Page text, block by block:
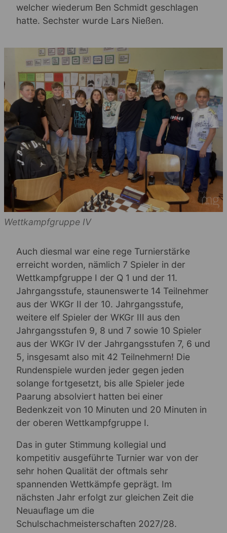
welcher wiederum Ben Schmidt geschlagen
hatte. Sechster wurde Lars Nießen.
Wettkampfgruppe IV
Auch diesmal war eine rege Turnierstärke
erreicht worden, nämlich 7 Spieler in der
Wettkampfgruppe I der Q 1 und der 11.
Jahrgangsstufe, staunenswerte 14 Teilnehmer
aus der WKGr II der 10. Jahrgangsstufe,
weitere elf Spieler der WKGr III aus den
Jahrgangsstufen 9, 8 und 7 sowie 10 Spieler
aus der WKGr IV der Jahrgangsstufen 7, 6 und
5, insgesamt also mit 42 Teilnehmern! Die
Rundenspiele wurden jeder gegen jeden
solange fortgesetzt, bis alle Spieler jede
Paarung absolviert hatten bei einer
Bedenkzeit von 10 Minuten und 20 Minuten in
der oberen Wettkampfgruppe I.
Das in guter Stimmung kollegial und
kompetitiv ausgeführte Turnier war von der
sehr hohen Qualität der oftmals sehr
spannenden Wettkämpfe geprägt. Im
nächsten Jahr erfolgt zur gleichen Zeit die
Neuauflage um die
Schulschachmeisterschaften 2027/28.